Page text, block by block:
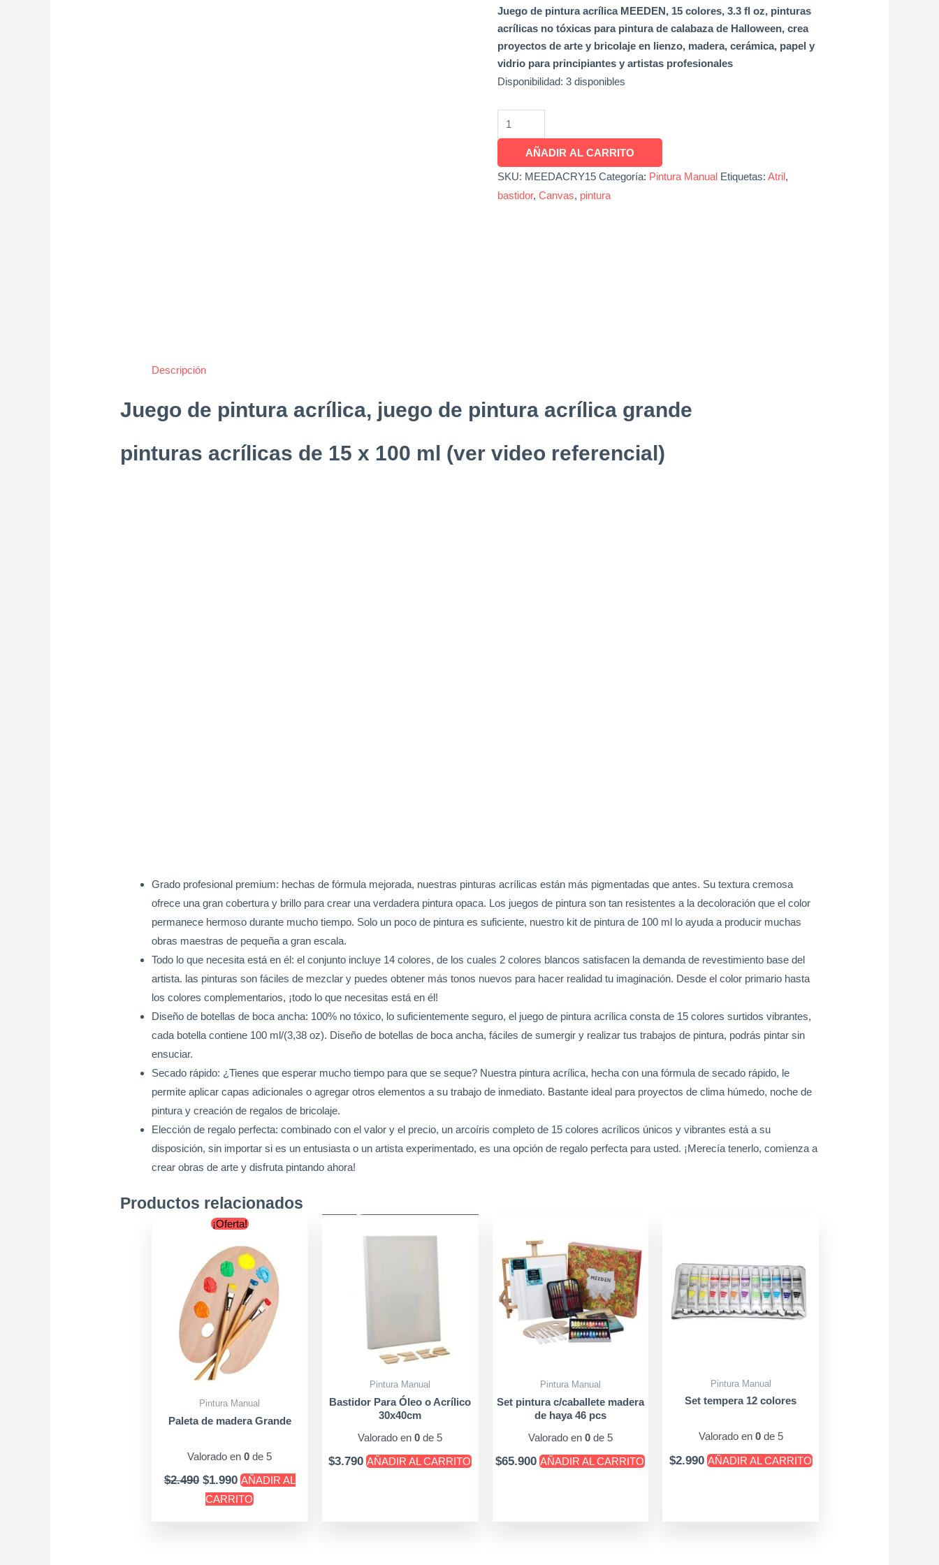
Juego de pintura acrílica MEEDEN, 15 colores, 3.3 fl oz, pinturas
acrílicas no tóxicas para pintura de calabaza de Halloween, crea
proyectos de arte y bricolaje en lienzo, madera, cerámica, papel y
vidrio para principiantes y artistas profesionales
Disponibilidad: 3 disponibles
AÑADIR AL CARRITO
SKU: MEEDACRY15 Categoría: Pintura Manual Etiquetas: Atril,
bastidor, Canvas, pintura
Descripción
Juego de pintura acrílica, juego de pintura acrílica grande
pinturas acrílicas de 15 x 100 ml (ver video referencial)
Grado profesional premium: hechas de fórmula mejorada, nuestras pinturas acrílicas están más pigmentadas que antes. Su textura cremosa
ofrece una gran cobertura y brillo para crear una verdadera pintura opaca. Los juegos de pintura son tan resistentes a la decoloración que el color
permanece hermoso durante mucho tiempo. Solo un poco de pintura es suficiente, nuestro kit de pintura de 100 ml lo ayuda a producir muchas
obras maestras de pequeña a gran escala.
Todo lo que necesita está en él: el conjunto incluye 14 colores, de los cuales 2 colores blancos satisfacen la demanda de revestimiento base del
artista. las pinturas son fáciles de mezclar y puedes obtener más tonos nuevos para hacer realidad tu imaginación. Desde el color primario hasta
los colores complementarios, ¡todo lo que necesitas está en él!
Diseño de botellas de boca ancha: 100% no tóxico, lo suficientemente seguro, el juego de pintura acrílica consta de 15 colores surtidos vibrantes,
cada botella contiene 100 ml/(3,38 oz). Diseño de botellas de boca ancha, fáciles de sumergir y realizar tus trabajos de pintura, podrás pintar sin
ensuciar.
Secado rápido: ¿Tienes que esperar mucho tiempo para que se seque? Nuestra pintura acrílica, hecha con una fórmula de secado rápido, le
permite aplicar capas adicionales o agregar otros elementos a su trabajo de inmediato. Bastante ideal para proyectos de clima húmedo, noche de
pintura y creación de regalos de bricolaje.
Elección de regalo perfecta: combinado con el valor y el precio, un arcoíris completo de 15 colores acrílicos únicos y vibrantes está a su
disposición, sin importar si es un entusiasta o un artista experimentado, es una opción de regalo perfecta para usted. ¡Merecía tenerlo, comienza a
crear obras de arte y disfruta pintando ahora!
Productos relacionados
¡Oferta!
Pintura Manual
Paleta de madera Grande
Valorado en0 de 5
$2.490
Original
was:
$2.490.
$1.990
Current
is:
$1.990.
AÑADIR AL
CARRITO
Pintura Manual
Bastidor Para Óleo o Acrílico
30x40cm
Valorado en0 de 5
$3.790 AÑADIR AL CARRITO
Pintura Manual
Set pintura c/caballete madera
de haya 46 pcs
Valorado en 0de 5
$65.900 AÑADIR AL CARRITO
Pintura Manual
Set tempera 12 colores
Valorado en 0de 5
$2.990 AÑADIR AL CARRITO